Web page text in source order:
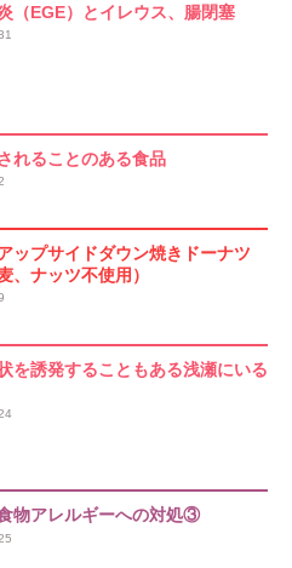
（EGE）とイレウス、腸閉塞
れることのある食品
ップサイドダウン焼きドーナツ